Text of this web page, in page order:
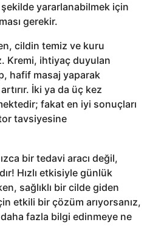
yararlanabilmek için
gerekir.
cildin temiz ve kuru
Kremi, ihtiyaç duyulan
hafif masaj yaparak
İki ya da üç kez
fakat en iyi sonuçları
tavsiyesine
bir tedavi aracı değil,
Hızlı etkisiyle günlük
sağlıklı bir cilde giden
etkili bir çözüm arıyorsanız,
fazla bilgi edinmeye ne